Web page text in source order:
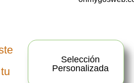
Selección
Personalizada